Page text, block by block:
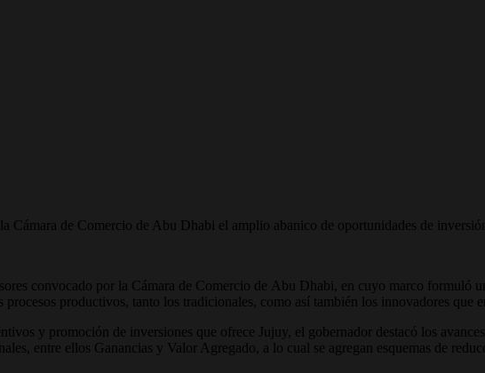
Cámara de Comercio de Abu Dhabi el amplio abanico de oportunidades de
convocado por la Cámara de Comercio de Abu Dhabi , en cuyo marco formuló
productivos, tanto los tradicionales, como así también los innovadores que
y promoción de inversiones que ofrece Jujuy, el gobernador destacó los
entre ellos Ganancias y Valor Agregado, a lo cual se agregan esquemas de